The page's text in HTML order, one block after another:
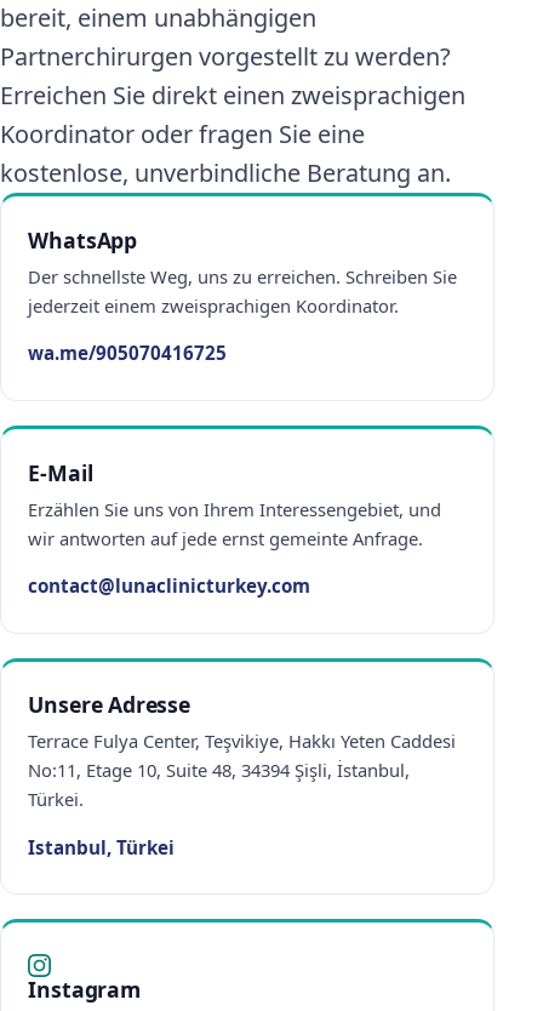
bereit, einem unabhängigen
Partnerchirurgen vorgestellt zu werden?
Erreichen Sie direkt einen zweisprachigen
Koordinator oder fragen Sie eine
kostenlose, unverbindliche Beratung an.
WhatsApp
Der schnellste Weg, uns zu erreichen. Schreiben Sie
jederzeit einem zweisprachigen Koordinator.
wa.me/905070416725
E-Mail
Erzählen Sie uns von Ihrem Interessengebiet, und
wir antworten auf jede ernst gemeinte Anfrage.
contact@lunaclinicturkey.com
Unsere Adresse
Terrace Fulya Center, Teşvikiye, Hakkı Yeten Caddesi
No:11, Etage 10, Suite 48, 34394 Şişli, İstanbul,
Türkei.
Istanbul, Türkei
Instagram